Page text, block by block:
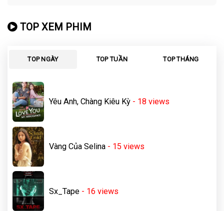
TOP XEM PHIM
TOP NGÀY TOP TUẦN TOP THÁNG
Yêu Anh, Chàng Kiêu Kỳ - 18views
Vàng Của Selina - 15views
Sx_Tape - 16 views